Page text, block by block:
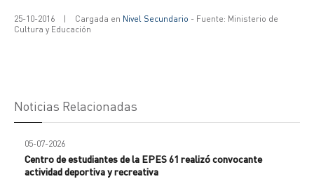
25-10-2016 | Cargada en Nivel Secundario - Fuente: Ministerio de
Cultura y Educación
Noticias Relacionadas
05-07-2026
Centro de estudiantes de la EPES 61 realizó convocante
actividad deportiva y recreativa